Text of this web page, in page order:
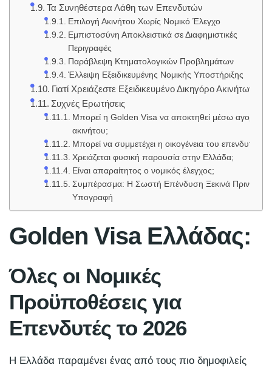
Τα Συνηθέστερα Λάθη των Επενδυτών
Επιλογή Ακινήτου Χωρίς Νομικό Έλεγχο
Εμπιστοσύνη Αποκλειστικά σε Διαφημιστικές
Περιγραφές
Παράβλεψη Κτηματολογικών Προβλημάτων
Έλλειψη Εξειδικευμένης Νομικής Υποστήριξης
Γιατί Χρειάζεστε Εξειδικευμένο Δικηγόρο Ακινήτων;
Συχνές Ερωτήσεις
Μπορεί η Golden Visa να αποκτηθεί μέσω αγοράς
ακινήτου;
Μπορεί να συμμετέχει η οικογένεια του επενδυτή;
Χρειάζεται φυσική παρουσία στην Ελλάδα;
Είναι απαραίτητος ο νομικός έλεγχος;
Συμπέρασμα: Η Σωστή Επένδυση Ξεκινά Πριν την
Υπογραφή
Golden Visa Ελλάδας:
Όλες οι Νομικές
Προϋποθέσεις για
Επενδυτές το 2026
Η Ελλάδα παραμένει ένας από τους πιο δημοφιλείς